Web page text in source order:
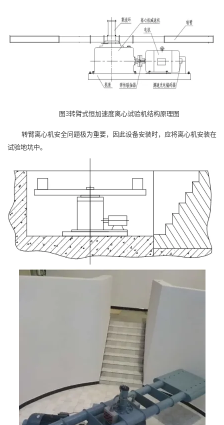
图3转臂式恒加速度离心试验机结构原理图
转臂离心机安全问题极为重要，因此设备安装时，应将离心机安装在
试验地坑中。